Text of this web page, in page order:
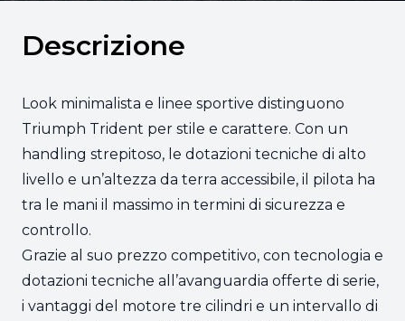
Descrizione
Look minimalista e linee sportive distinguono
Triumph Trident per stile e carattere. Con un
handling strepitoso, le dotazioni tecniche di alto
livello e un’altezza da terra accessibile, il pilota ha
tra le mani il massimo in termini di sicurezza e
controllo.
Grazie al suo prezzo competitivo, con tecnologia e
dotazioni tecniche all’avanguardia offerte di serie,
i vantaggi del motore tre cilindri e un intervallo di